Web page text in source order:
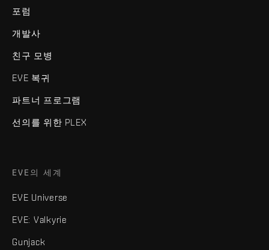
포럼
개발사
친구 모병
EVE 복귀
파트너 프로그램
선의를 위한 PLEX
EVE의 세계
EVE Universe
EVE: Valkyrie
Gunjack